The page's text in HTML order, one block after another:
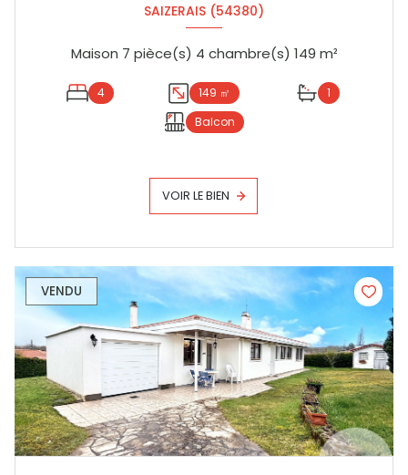
SAIZERAIS (54380)
Maison 7 pièce(s) 4 chambre(s) 149 m²
4 149 ㎡
1
Balcon
VOIR LE BIEN
VENDU